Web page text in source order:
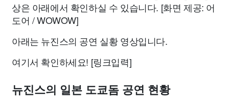
상은 아래에서 확인하실 수 있습니다. [화면 제공: 어
도어 / WOWOW]
아래는 뉴진스의 공연 실황 영상입니다.
여기서 확인하세요! [링크입력]
뉴진스의 일본 도쿄돔 공연 현황